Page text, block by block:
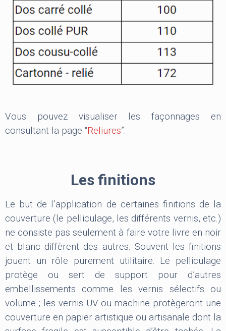
Vous pouvez visualiser les façonnages en
consultant la page “Reliures”.
Les finitions
Le but de l’application de certaines finitions de la
couverture (le pelliculage, les différents vernis, etc.)
ne consiste pas seulement à faire votre livre en noir
et blanc diffèrent des autres. Souvent les finitions
jouent un rôle purement utilitaire. Le pelliculage
protège ou sert de support pour d’autres
embellissements comme les vernis sélectifs ou
volume ; les vernis UV ou machine protègeront une
couverture en papier artistique ou artisanale dont la